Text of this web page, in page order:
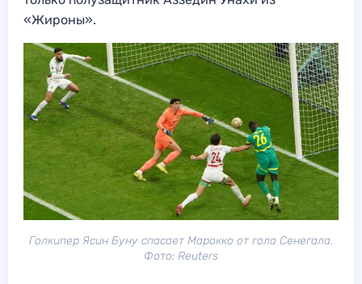
«Жироны».
Голкипер Ясин Буну спасает Марокко от гола Сенегала.
Фото: Reuters